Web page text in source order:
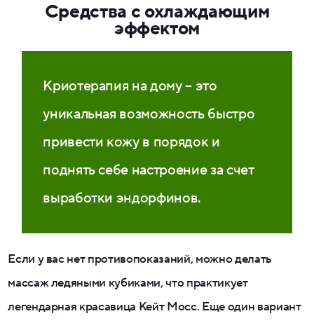
Средства с охлаждающим
эффектом
Криотерапия на дому – это
уникальная возможность быстро
привести кожу в порядок и
поднять себе настроение за счет
выработки эндорфинов.
Если у вас нет противопоказаний, можно делать
массаж ледяными кубиками, что практикует
легендарная красавица Кейт Мосс. Еще один вариант